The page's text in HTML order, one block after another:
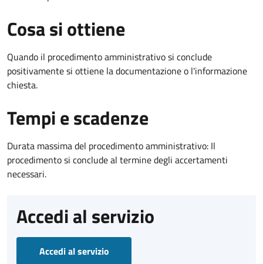
Cosa si ottiene
Quando il procedimento amministrativo si conclude
positivamente si ottiene la documentazione o l'informazione
chiesta.
Tempi e scadenze
Durata massima del procedimento amministrativo: Il
procedimento si conclude al termine degli accertamenti
necessari.
Accedi al servizio
Accedi al servizio